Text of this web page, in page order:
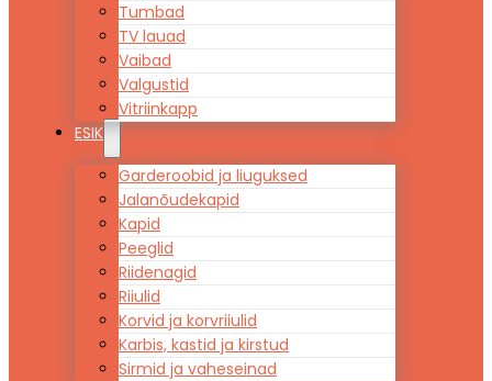
Tumbad
TV lauad
Vaibad
Valgustid
Vitriinkapp
ESIK
Garderoobid ja liuguksed
Jalanõudekapid
Kapid
Peeglid
Riidenagid
Riiulid
Korvid ja korvriiulid
Karbis, kastid ja kirstud
Sirmid ja vaheseinad